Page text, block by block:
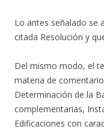
Lo antes señalado se
citada Resolución y
Del mismo modo, el
materia de
Determinación de la
complementarias,
Edificaciones con